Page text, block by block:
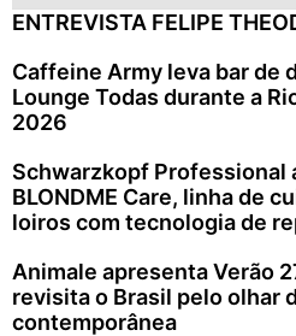
ENTREVISTA FELIPE
Caffeine Army leva bar de
Lounge Todas durante a
2026
Schwarzkopf Professional
BLONDME Care, linha de
loiros com tecnologia de
Animale apresenta Verão
revisita o Brasil pelo olhar
contemporânea